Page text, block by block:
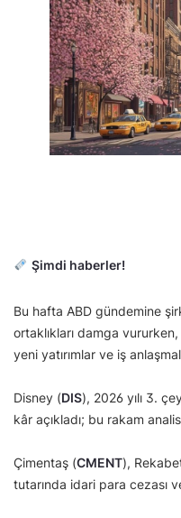
Şimdi haberler!
Bu hafta ABD gündemine
ortaklıkları damga
yeni yatırımlar ve iş
Disney (DIS), 2026 yılı 3.
kâr açıkladı; bu rakam
Çimentaş (CMENT),
tutarında idari para cezası